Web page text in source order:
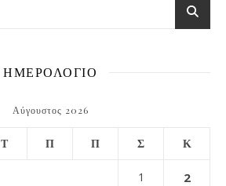
ΗΜΕΡΟΛΟΓΙΟ
Αύγουστος 2026
Τ Π Π Σ Κ
1 2